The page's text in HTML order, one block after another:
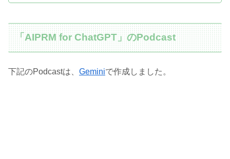
「AIPRM for ChatGPT」のPodcast
下記のPodcastは、 Geminiで作成しました。